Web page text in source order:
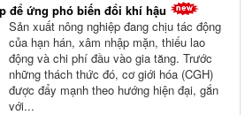
để ứng phó biến đổi khí hậu
Sản xuất nông nghiệp đang chịu tác động
của hạn hán, xâm nhập mặn, thiếu lao
động và chi phí đầu vào gia tăng. Trước
những thách thức đó, cơ giới hóa (CGH)
được đẩy mạnh theo hướng hiện đại, gắn
với...